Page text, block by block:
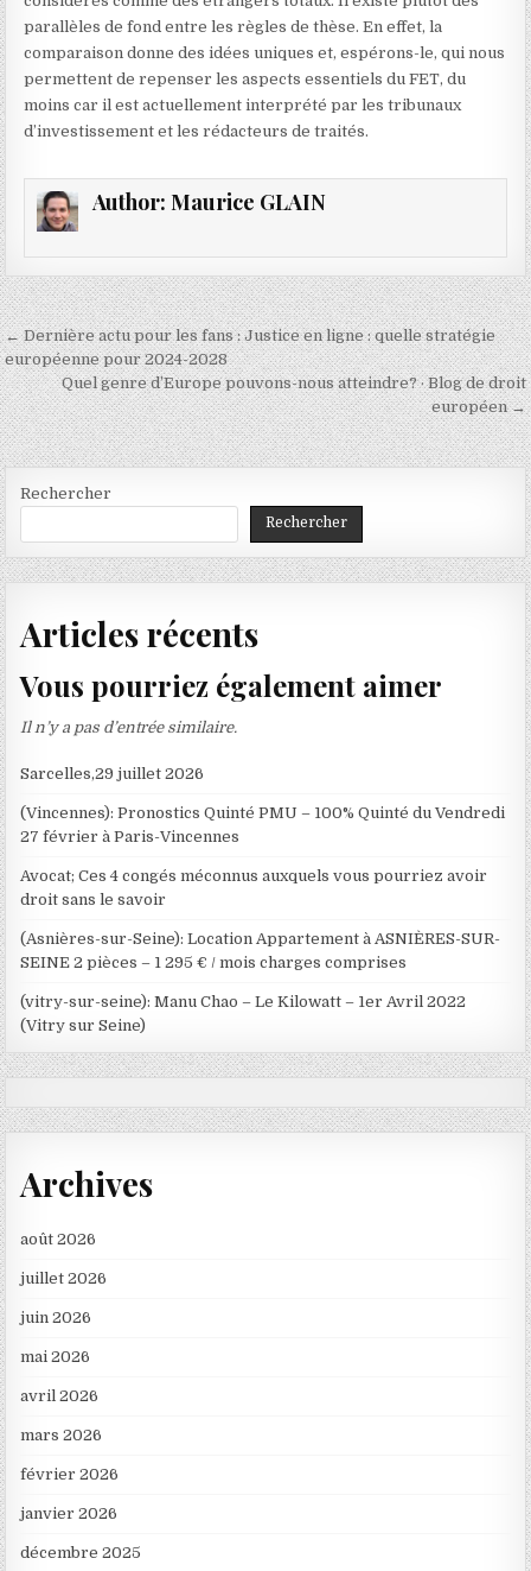
parallèles de fond entre les règles de thèse. En effet, la
comparaison donne des idées uniques et, espérons-le, qui nous
permettent de repenser les aspects essentiels du FET, du
moins car il est actuellement interprété par les tribunaux
d’investissement et les rédacteurs de traités.
Author: Maurice GLAIN
Navigation
de
l’article
← Dernière actu pour les fans : Justice en ligne : quelle stratégie
européenne pour 2024-2028
Quel genre d’Europe pouvons-nous atteindre? · Blog de droit
européen →
Rechercher
Rechercher
Articles récents
Vous pourriez également aimer
Il n’y a pas d’entrée similaire.
Sarcelles,29 juillet 2026
(Vincennes): Pronostics Quinté PMU – 100% Quinté du Vendredi
27 février à Paris-Vincennes
Avocat; Ces 4 congés méconnus auxquels vous pourriez avoir
droit sans le savoir
(Asnières-sur-Seine): Location Appartement à ASNIÈRES-SUR-
SEINE 2 pièces – 1 295 € / mois charges comprises
(vitry-sur-seine): Manu Chao – Le Kilowatt – 1er Avril 2022
(Vitry sur Seine)
Archives
août 2026
juillet 2026
juin 2026
mai 2026
avril 2026
mars 2026
février 2026
janvier 2026
décembre 2025